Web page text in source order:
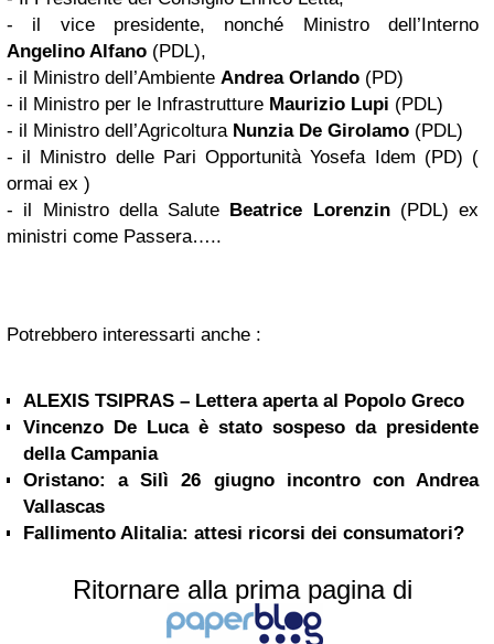
- il vice presidente, nonché Ministro dell’Interno
Angelino Alfano (PDL),
- il Ministro dell’Ambiente Andrea Orlando (PD)
- il Ministro per le Infrastrutture Maurizio Lupi (PDL)
- il Ministro dell’Agricoltura Nunzia De Girolamo (PDL)
- il Ministro delle Pari Opportunità Yosefa Idem (PD) (
ormai ex )
- il Ministro della Salute Beatrice Lorenzin(PDL) ex
ministri come Passera…..
Potrebbero interessarti anche :
ALEXIS TSIPRAS – Lettera aperta al Popolo Greco
Vincenzo De Luca è stato sospeso da presidente
della Campania
Oristano: a Silì 26 giugno incontro con Andrea
Vallascas
Fallimento Alitalia: attesi ricorsi dei consumatori?
Ritornare alla prima pagina di